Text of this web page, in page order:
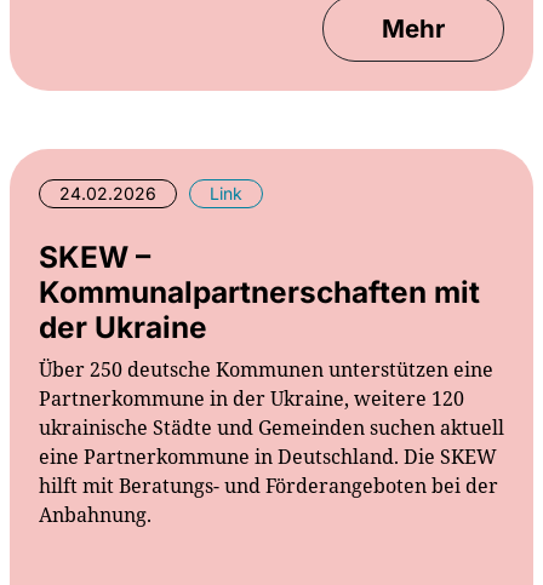
Mehr
24.02.2026 Link
SKEW –
Kommunalpartnerschaften mit
der Ukraine
Über 250 deutsche Kommunen unterstützen eine
Partnerkommune in der Ukraine, weitere 120
ukrainische Städte und Gemeinden suchen aktuell
eine Partnerkommune in Deutschland. Die SKEW
hilft mit Beratungs- und Förderangeboten bei der
Anbahnung.